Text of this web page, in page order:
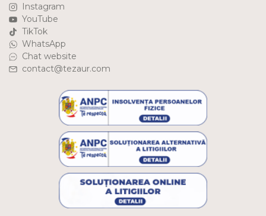
Instagram
YouTube
TikTok
WhatsApp
Chat website
contact@tezaur.com